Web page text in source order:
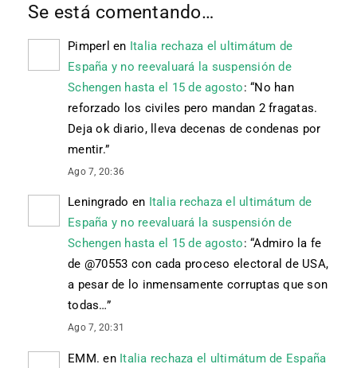
Se está comentando…
Pimperl en Italia rechaza el ultimátum de
España y no reevaluará la suspensión de
Schengen hasta el 15 de agosto: “No han
reforzado los civiles pero mandan 2 fragatas.
Deja ok diario, lleva decenas de condenas por
mentir.”
Ago 7, 20:36
Leningrado en Italia rechaza el ultimátum de
España y no reevaluará la suspensión de
Schengen hasta el 15 de agosto: “Admiro la fe
de @70553 con cada proceso electoral de USA,
a pesar de lo inmensamente corruptas que son
todas…”
Ago 7, 20:31
EMM. en Italia rechaza el ultimátum de España